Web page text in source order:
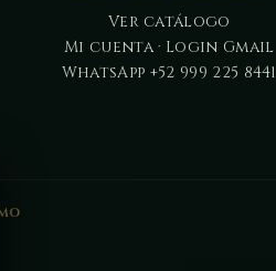
Ver catálogo
Mi cuenta · Login Gmail
WhatsApp +52 999 225 8441